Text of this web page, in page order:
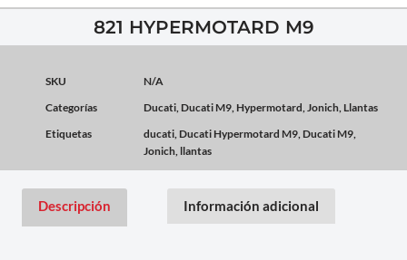
821 HYPERMOTARD M9
SKU
N/A
Categorías
Ducati, Ducati M9, Hypermotard,Jonich, Llantas
Etiquetas
ducati, Ducati Hypermotard M9, Ducati M9,
Jonich, llantas
Descripción Información adicional